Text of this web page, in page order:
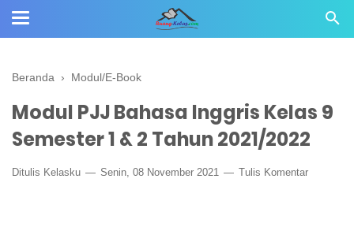
Beranda › Modul/E-Book
Modul PJJ Bahasa Inggris Kelas 9
Semester 1 & 2 Tahun 2021/2022
Ditulis Kelasku Senin, 08 November 2021 Tulis Komentar